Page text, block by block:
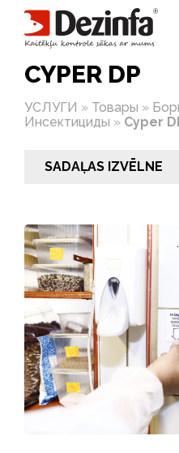
CYPER DP
УСЛУГИ » Товары »
Инсектициды » Cyper
SADAĻAS IZVĒLNE